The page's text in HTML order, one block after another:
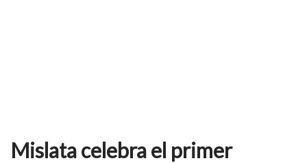
Mislata celebra el primer